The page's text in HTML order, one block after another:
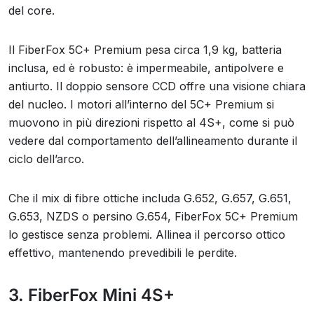
del core.
Il FiberFox 5C+ Premium pesa circa 1,9 kg, batteria
inclusa, ed è robusto: è impermeabile, antipolvere e
antiurto. Il doppio sensore CCD offre una visione chiara
del nucleo. I motori all’interno del 5C+ Premium si
muovono in più direzioni rispetto al 4S+, come si può
vedere dal comportamento dell’allineamento durante il
ciclo dell’arco.
Che il mix di fibre ottiche includa G.652, G.657, G.651,
G.653, NZDS o persino G.654, FiberFox 5C+ Premium
lo gestisce senza problemi. Allinea il percorso ottico
effettivo, mantenendo prevedibili le perdite.
3. FiberFox Mini 4S+